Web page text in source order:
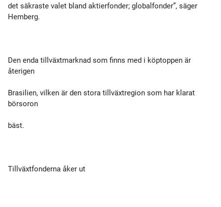
det säkraste valet bland aktierfonder; globalfonder”, säger
Hemberg.
Den enda tillväxtmarknad som finns med i köptoppen är
återigen
Brasilien, vilken är den stora tillväxtregion som har klarat
börsoron
bäst.
Tillväxtfonderna åker ut